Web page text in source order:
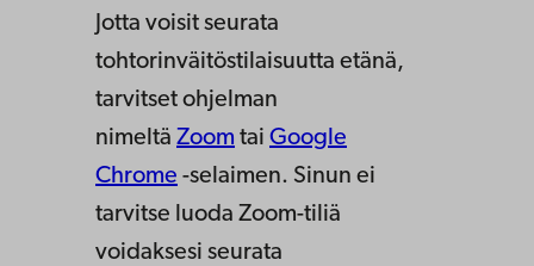
Jotta voisit seurata
tohtorinväitöstilaisuutta etänä,
tarvitset ohjelman
nimeltä Zoom tai Google
Chrome -selaimen. Sinun ei
tarvitse luoda Zoom-tiliä
voidaksesi seurata